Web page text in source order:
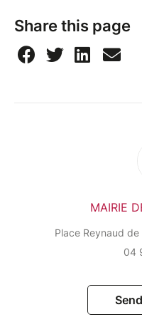
Share this page
MAIRIE
Place Reynaud
04